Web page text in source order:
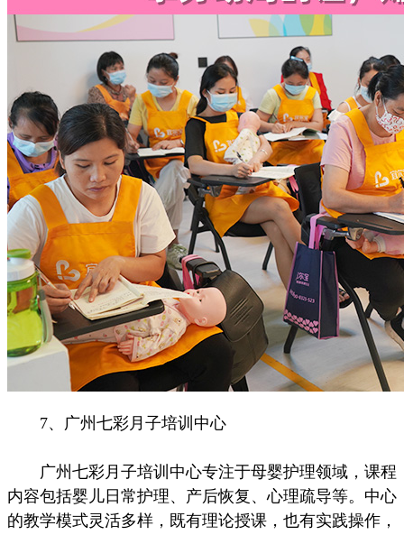
7、广州七彩月子培训中心
广州七彩月子培训中心专注于母婴护理领域，课程
内容包括婴儿日常护理、产后恢复、心理疏导等。中心
的教学模式灵活多样，既有理论授课，也有实践操作，